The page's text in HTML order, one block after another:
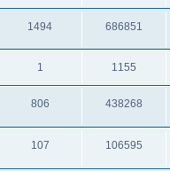
1494 686851
1 1155
806 438268
107 106595